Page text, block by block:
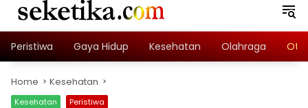
Peristiwa Gaya Hidup Kesehatan Olahraga
Home Kesehatan
Kesehatan Peristiwa